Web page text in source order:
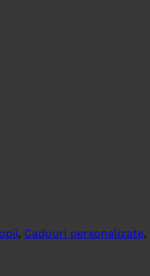
, Cadouri personalizate,